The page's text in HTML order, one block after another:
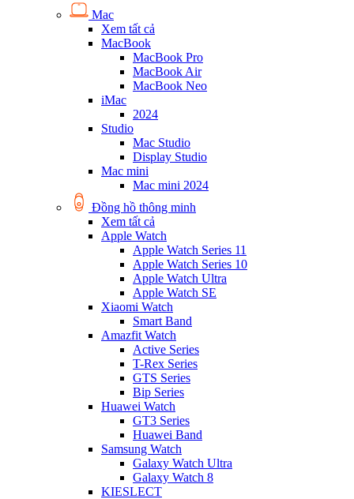
Mac
Xem tất cả
MacBook
MacBook Pro
MacBook Air
MacBook Neo
iMac
2024
Studio
Mac Studio
Display Studio
Mac mini
Mac mini 2024
Đồng hồ thông minh
Xem tất cả
Apple Watch
Apple Watch Series 11
Apple Watch Series 10
Apple Watch Ultra
Apple Watch SE
Xiaomi Watch
Smart Band
Amazfit Watch
Active Series
T-Rex Series
GTS Series
Bip Series
Huawei Watch
GT3 Series
Huawei Band
Samsung Watch
Galaxy Watch Ultra
Galaxy Watch 8
KIESLECT